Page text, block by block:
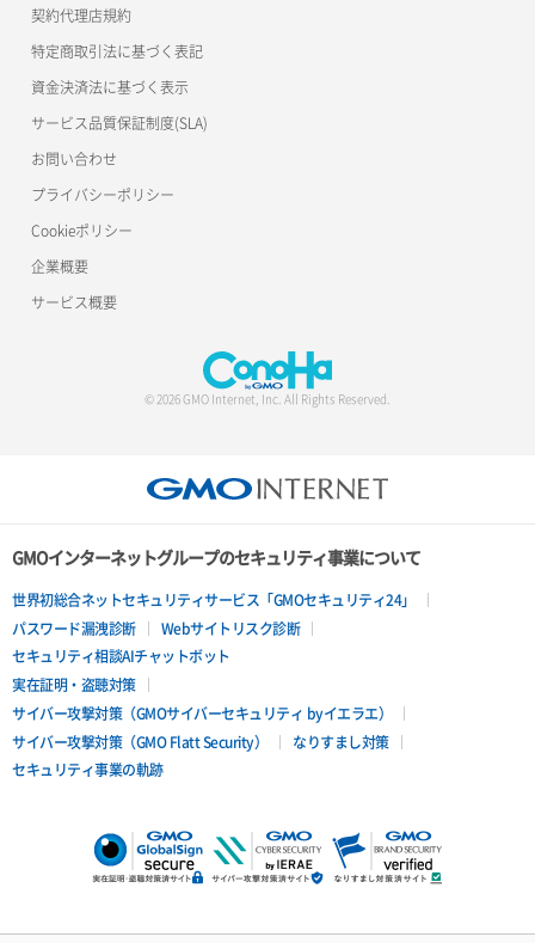
リスナー詳細取得
ロードバランサー一覧取得
ロードバランサー削除
ロードバランサー更新
ロードバランサー詳細取得
ロードバランサー追加
公開API(ConoHa VPS Ver.2.0)
契約代理店規約
特定商取引法に基づく表記
資金決済法に基づく表示
サービス品質保証制度(SLA)
お問い合わせ
プライバシーポリシー
Cookieポリシー
企業概要
サービス概要
© 2026 GMO Internet, Inc. All Rights Reserved.
GMOインターネットグループのセキュリティ事業について
世界初総合ネットセキュリティサービス「GMOセキュリティ24」
パスワード漏洩診断
Webサイトリスク診断
セキュリティ相談AIチャットボット
実在証明・盗聴対策
サイバー攻撃対策（GMOサイバーセキュリティ byイエラエ）
サイバー攻撃対策（GMO Flatt Security）
なりすまし対策
セキュリティ事業の軌跡